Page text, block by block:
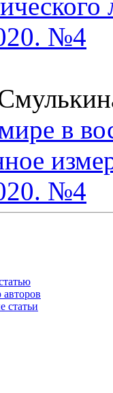
№4
в
№4
статьи